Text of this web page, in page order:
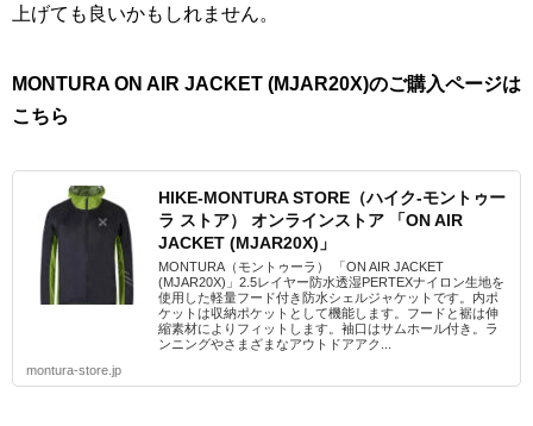
上げても良いかもしれません。
MONTURA ON AIR JACKET (MJAR20X)のご購入ページは
こちら
HIKE-MONTURA STORE（ハイク-モントゥー
ラ ストア） オンラインストア 「ON AIR
JACKET (MJAR20X)」
MONTURA（モントゥーラ） 「ON AIR JACKET
(MJAR20X)」2.5レイヤー防水透湿PERTEXナイロン生地を
使用した軽量フード付き防水シェルジャケットです。内ポ
ケットは収納ポケットとして機能します。フードと裾は伸
縮素材によりフィットします。袖口はサムホール付き。ラ
ンニングやさまざまなアウトドアアク...
montura-store.jp